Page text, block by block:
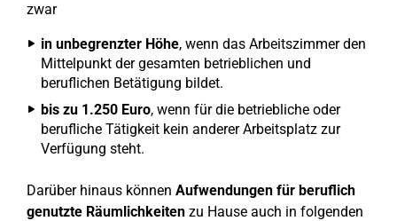
zwar
in unbegrenzter Höhe, wenn das Arbeitszimmer den
Mittelpunkt der gesamten betrieblichen und
beruflichen Betätigung bildet.
bis zu 1.250 Euro, wenn für die betriebliche oder
berufliche Tätigkeit kein anderer Arbeitsplatz zur
Verfügung steht.
Darüber hinaus können Aufwendungen für beruflich
genutzte Räumlichkeiten zu Hause auch in folgenden